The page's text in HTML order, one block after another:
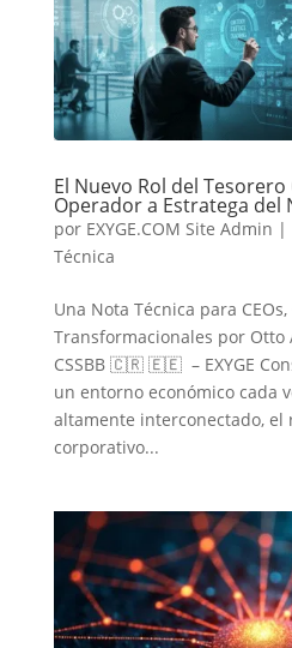
El Nuevo Rol del
Operador a Estratega del
por EXYGE.COM Site Admin |
Técnica
Una Nota Técnica para CEOs,
Transformacionales por Otto
CSSBB 🇨🇷 🇪🇪 – EXYGE
un entorno económico cada
altamente interconectado, el
corporativo...